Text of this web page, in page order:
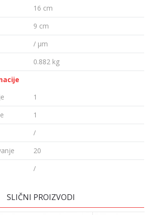
16 cm
9 cm
/ µm
0.882 kg
1
1
/
20
/
SLIČNI PROIZVODI